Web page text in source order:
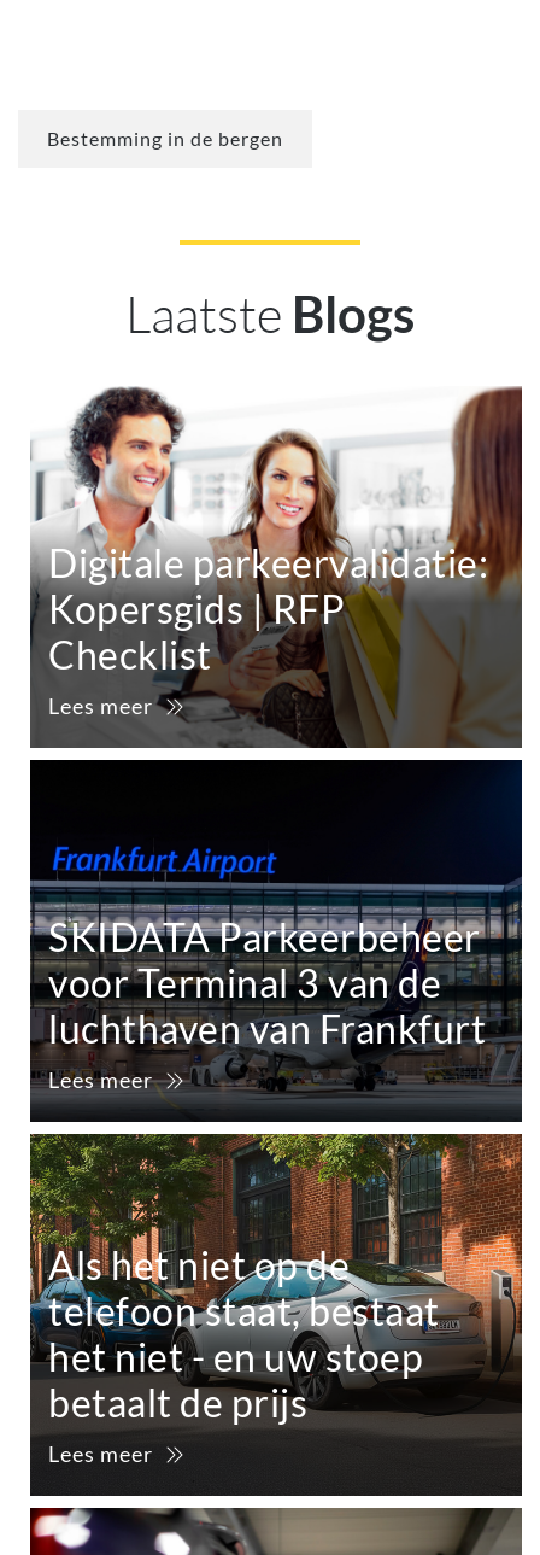
Bestemming in de bergen
Laatste Blogs
Digitale parkeervalidatie:
Kopersgids | RFP
Checklist
Lees meer
SKIDATA Parkeerbeheer
voor Terminal 3 van de
luchthaven van Frankfurt
Lees meer
Als het niet op de
telefoon staat, bestaat
het niet - en uw stoep
betaalt de prijs
Lees meer